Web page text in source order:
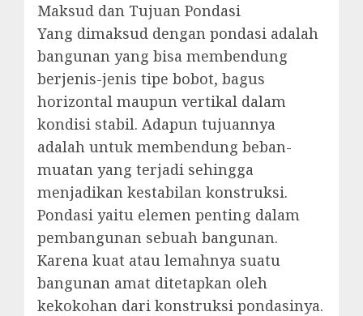
Maksud dan Tujuan Pondasi
Yang dimaksud dengan pondasi adalah
bangunan yang bisa membendung
berjenis-jenis tipe bobot, bagus
horizontal maupun vertikal dalam
kondisi stabil. Adapun tujuannya
adalah untuk membendung beban-
muatan yang terjadi sehingga
menjadikan kestabilan konstruksi.
Pondasi yaitu elemen penting dalam
pembangunan sebuah bangunan.
Karena kuat atau lemahnya suatu
bangunan amat ditetapkan oleh
kekokohan dari konstruksi pondasinya.